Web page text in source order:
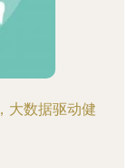
大数据驱动健